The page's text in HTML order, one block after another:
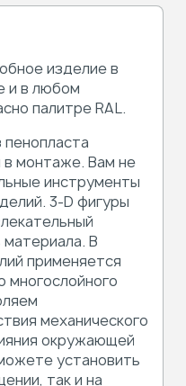
изделие в
и в любом
палитре RAL.
монтаже. Вам не
инструменты
3-D фигуры
В
применяется
многослойного
механического
окружающей
установить
так и на